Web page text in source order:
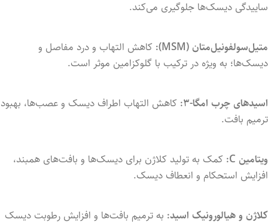
ساییدگی دیسک‌ها جلوگیری می‌کند.
متیل‌سولفونیل‌متان (MSM):
کاهش التهاب و درد مفاصل و
دیسک‌ها؛ به ویژه در ترکیب با گلوکزامین موثر است.
اسیدهای چرب امگا-۳:
کاهش التهاب اطراف دیسک و عصب‌ها، بهبود
ترمیم بافت.
ویتامین C:
کمک به تولید کلاژن برای دیسک‌ها و بافت‌های همبند،
افزایش استحکام و انعطاف دیسک.
کلاژن و هیالورونیک اسید: به ترمیم بافت‌ها و افزایش رطوبت دیسک